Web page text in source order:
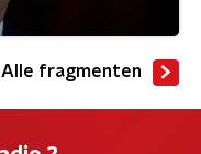
Alle fragmenten